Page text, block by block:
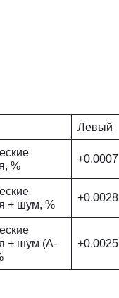
Левый
%
+0.0007
+ шум, %
+0.0028
+ шум (A-
+0.0025